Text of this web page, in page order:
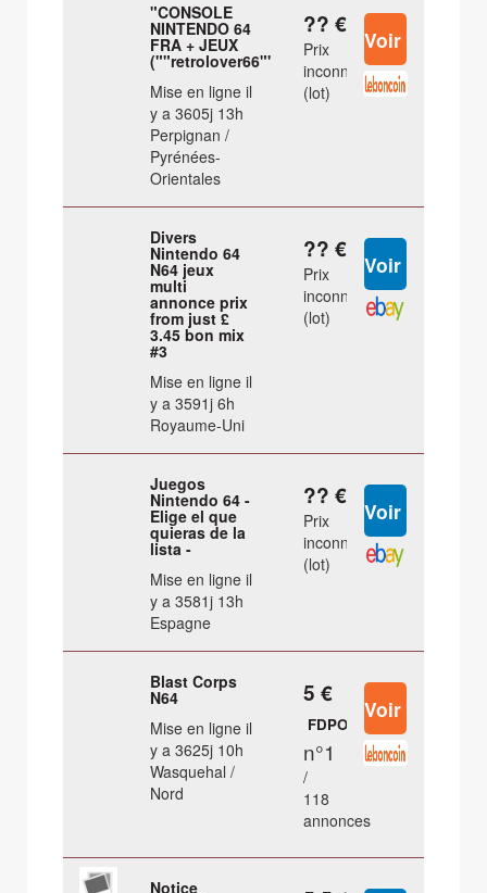
"CONSOLE
NINTENDO 64
FRA + JEUX
(""retrolover66"")"
Mise en ligne il
y a 3605j 13h
Perpignan /
Pyrénées-
Orientales
?? €
Prix
inconnu
(lot)
Divers
Nintendo 64
N64 jeux
multi
annonce prix
from just £
3.45 bon mix
#3
Mise en ligne il
y a 3591j 6h
Royaume-Uni
?? €
Prix
inconnu
(lot)
Juegos
Nintendo 64 -
Elige el que
quieras de la
lista -
Mise en ligne il
y a 3581j 13h
Espagne
?? €
Prix
inconnu
(lot)
Blast Corps
N64
Mise en ligne il
y a 3625j 10h
Wasquehal /
Nord
5 €
FDPOUT
n°1
/
118
annonces
Notice